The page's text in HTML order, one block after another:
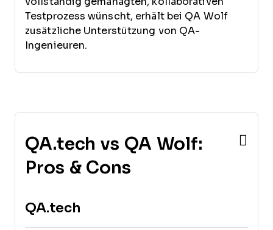
Testprozess wünscht, erhält bei QA Wolf
zusätzliche Unterstützung von QA-
Ingenieuren.
QA.tech vs QA Wolf:
Pros & Cons
QA.tech